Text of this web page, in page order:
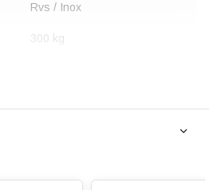
Rvs / Inox
300 kg